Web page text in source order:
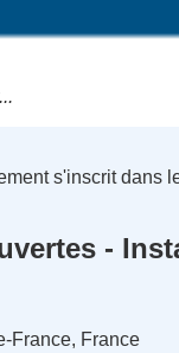
s'inscrit dans
-
France, France